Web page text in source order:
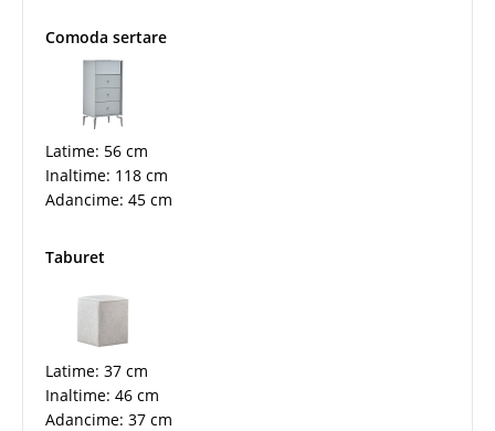
Comoda sertare
Latime: 56 cm
Inaltime: 118 cm
Adancime: 45 cm
Taburet
Latime: 37 cm
Inaltime: 46 cm
Adancime: 37 cm